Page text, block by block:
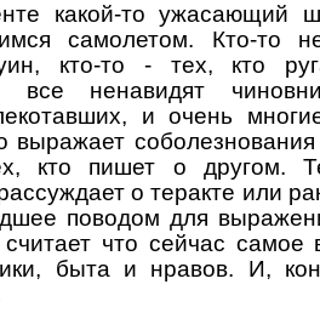
какой-то ужасающий
самолетом. Кто-то
кто-то - тех, кто
все ненавидят
и очень
выражает
кто пишет о другом.
о теракте или
поводом для
что сейчас самое
быта и нравов. И,